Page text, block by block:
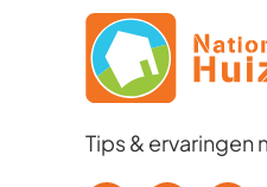
Tips & ervaringen